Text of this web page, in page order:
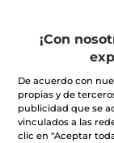
¡Con
De acuerdo con
propias y de
publicidad que se
vinculados a las
clic en "Aceptar